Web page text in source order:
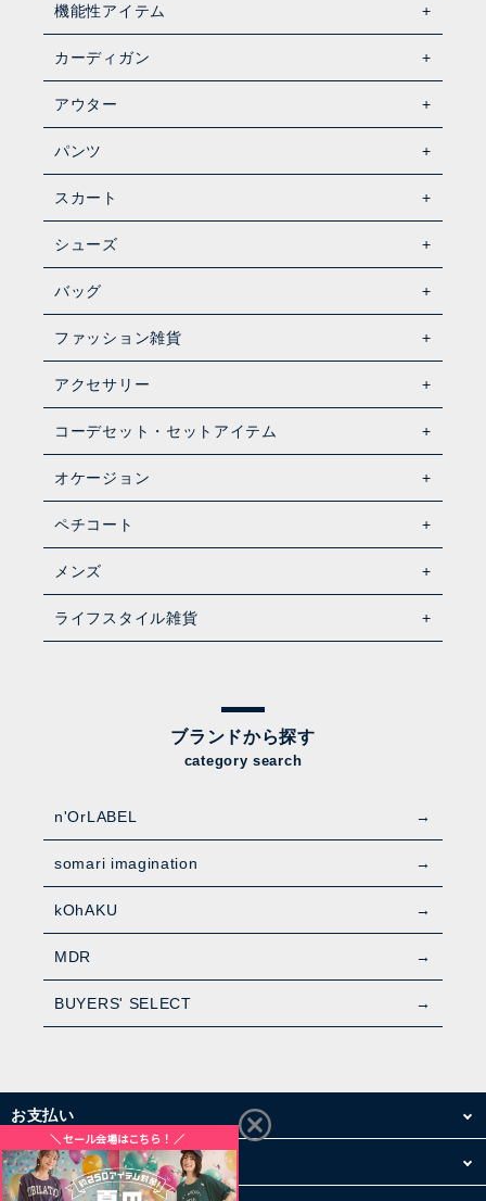
機能性アイテム
カーディガン
アウター
パンツ
スカート
シューズ
バッグ
ファッション雑貨
アクセサリー
コーデセット・セットアイテム
オケージョン
ペチコート
メンズ
ライフスタイル雑貨
ブランドから探す
category search
n'OrLABEL
somari imagination
kOhAKU
MDR
BUYERS' SELECT
お支払い
配送・送料